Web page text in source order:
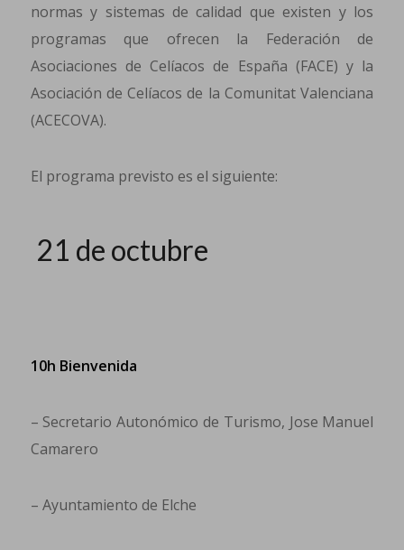
normas y sistemas de calidad que existen y los
programas que ofrecen la Federación de
Asociaciones de Celíacos de España (FACE) y la
Asociación de Celíacos de la Comunitat Valenciana
(ACECOVA).
El programa previsto es el siguiente:
21 de octubre
10h Bienvenida
– Secretario Autonómico de Turismo, Jose Manuel
Camarero
– Ayuntamiento de Elche